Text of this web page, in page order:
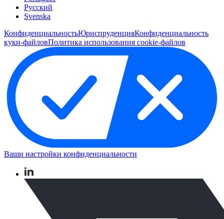
Pусский
Svenska
КонфиденциальностьЮриспруденцияКонфиденциальность
куки-файловПолитика использования cookie-файлов
Ваши настройки конфиденциальности